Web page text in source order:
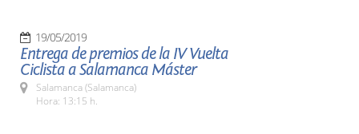
19/05/2019
Entrega de premios de la IV Vuelta
Ciclista a Salamanca Máster
Salamanca (Salamanca)
Hora: 13:15 h.